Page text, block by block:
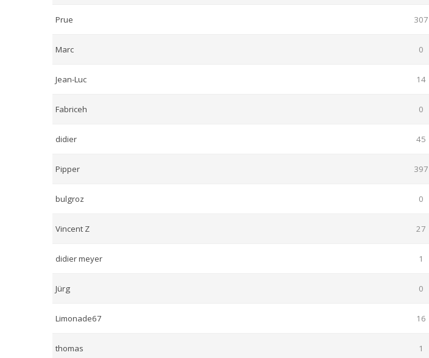
Prue 307
Marc 0
Jean-Luc 14
Fabriceh 0
didier 45
Pipper 397
bulgroz 0
Vincent Z 27
didier meyer 1
Jürg 0
Limonade67 16
thomas 1